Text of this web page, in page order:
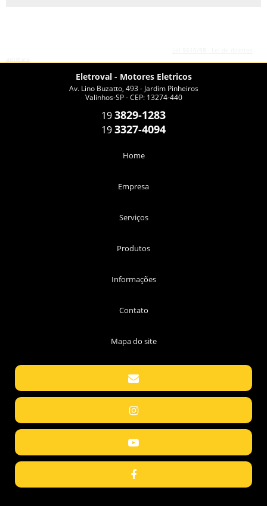
Eletroval - Motores Eletricos
Av. Lino Buzatto, 493 - Jardim Pinheiros
Valinhos-SP - CEP: 13274-440
193829-1283
193327-4094
Home
Empresa
Serviços
Produtos
Informações
Contato
Mapa do site